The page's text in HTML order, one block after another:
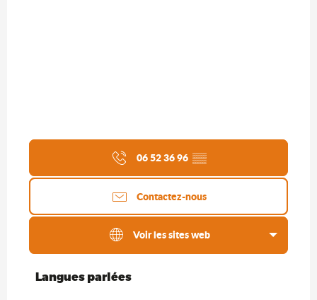
06 52 36 96 ▒▒
Contactez-nous
Voir les sites web
Langues parlées
Langues parlées